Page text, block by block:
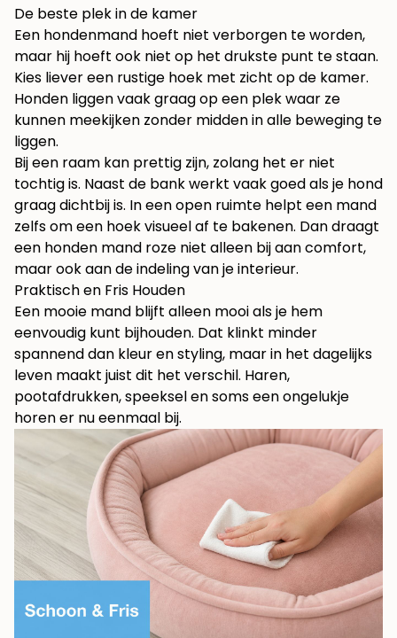
De beste plek in de kamer
Een hondenmand hoeft niet verborgen te worden,
maar hij hoeft ook niet op het drukste punt te staan.
Kies liever een rustige hoek met zicht op de kamer.
Honden liggen vaak graag op een plek waar ze
kunnen meekijken zonder midden in alle beweging te
liggen.
Bij een raam kan prettig zijn, zolang het er niet
tochtig is. Naast de bank werkt vaak goed als je hond
graag dichtbij is. In een open ruimte helpt een mand
zelfs om een hoek visueel af te bakenen. Dan draagt
een honden mand roze niet alleen bij aan comfort,
maar ook aan de indeling van je interieur.
Praktisch en Fris Houden
Een mooie mand blijft alleen mooi als je hem
eenvoudig kunt bijhouden. Dat klinkt minder
spannend dan kleur en styling, maar in het dagelijks
leven maakt juist dit het verschil. Haren,
pootafdrukken, speeksel en soms een ongelukje
horen er nu eenmaal bij.